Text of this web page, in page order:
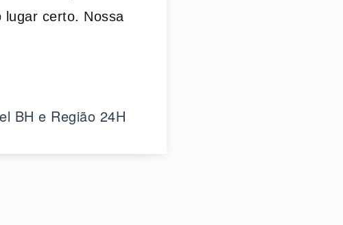
lugar certo. Nossa
BH e Região 24H